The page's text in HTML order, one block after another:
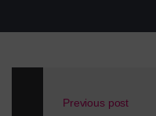
Previous post